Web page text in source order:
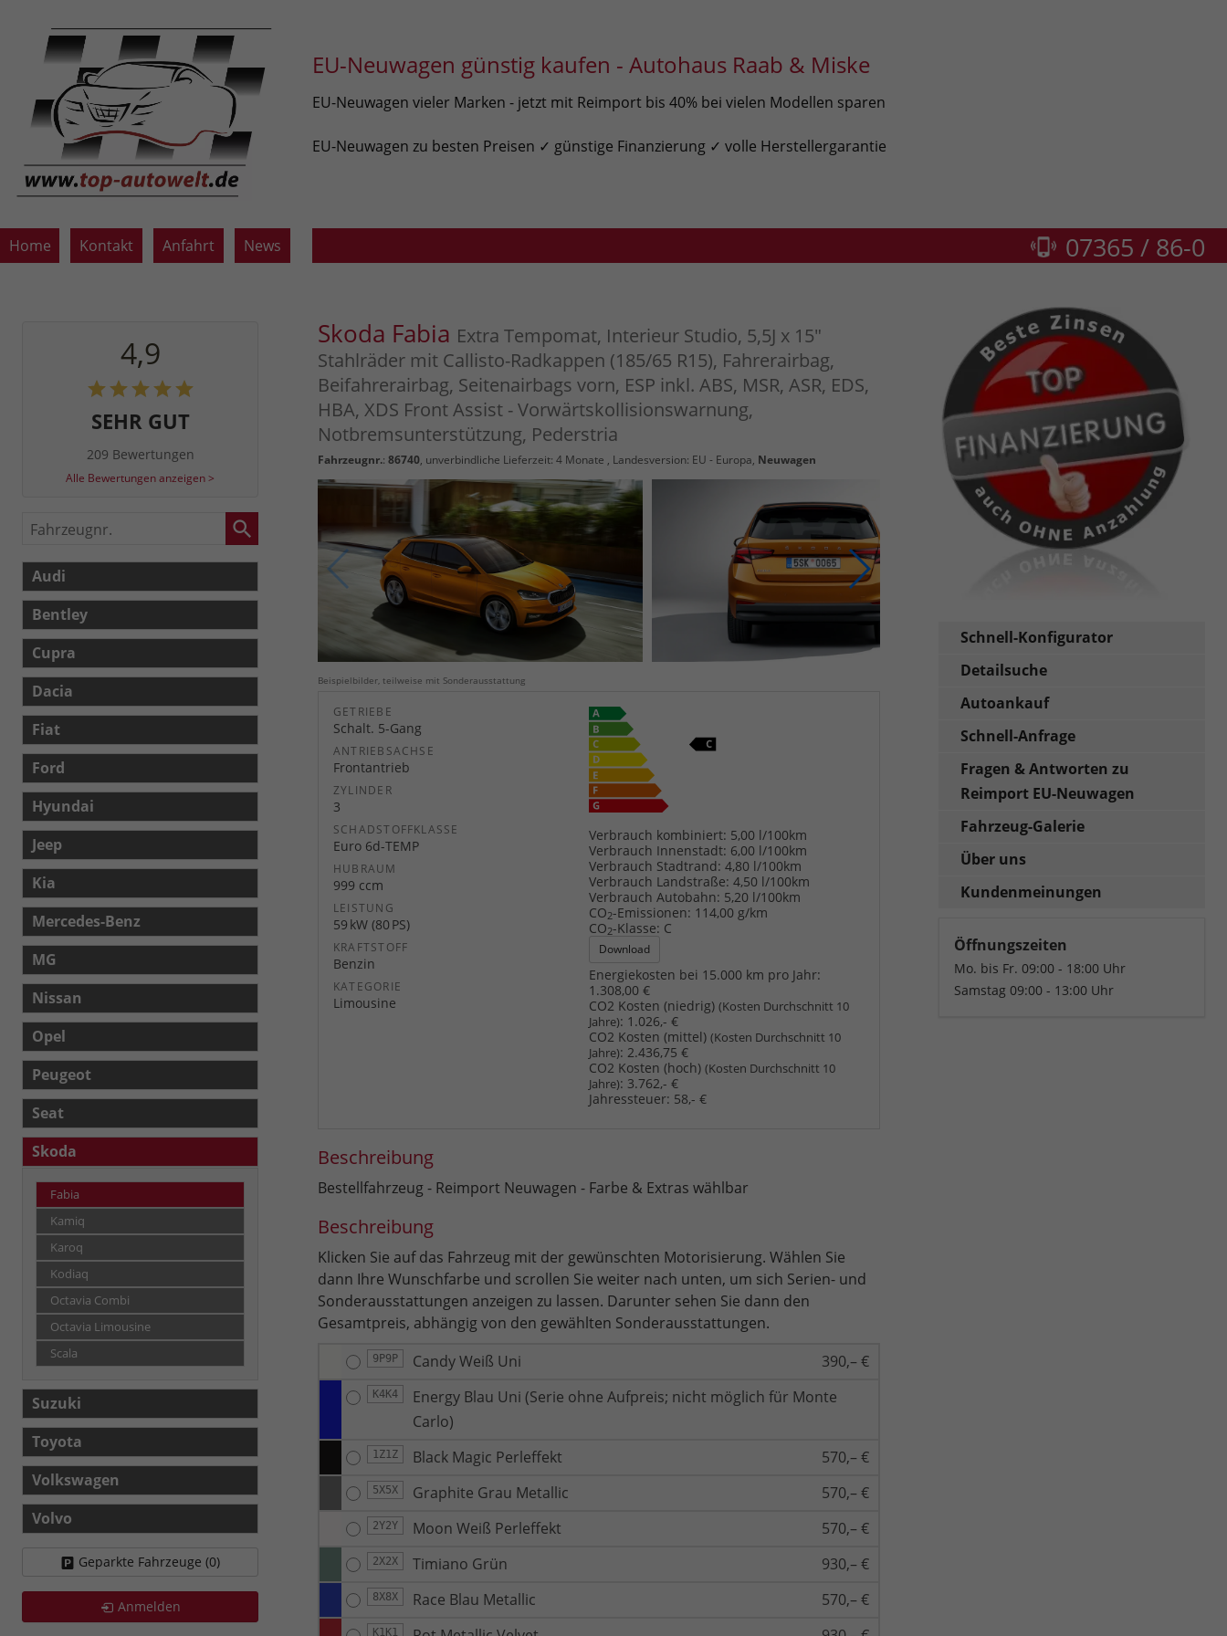
EU-Neuwagen günstig kaufen - Autohaus Raab & Miske
EU-Neuwagen vieler Marken - jetzt mit Reimport bis 40% bei vielen Modellen sparen
EU-Neuwagen zu besten Preisen ✓ günstige Finanzierung ✓ volle Herstellergarantie
Home Kontakt Anfahrt News 07365 / 86-0
Skoda Fabia Extra Tempomat, Interieur Studio, 5,5J x 15"
Stahlräder mit Callisto-Radkappen (185/65 R15), Fahrerairbag,
Beifahrerairbag, Seitenairbags vorn, ESP inkl. ABS, MSR, ASR, EDS,
HBA, XDS Front Assist - Vorwärtskollisionswarnung,
Notbremsunterstützung, Pederstria
Fahrzeugnr.: 86740, unverbindliche Lieferzeit: 4 Monate , Landesversion: EU - Europa, Neuwagen
Beispielbilder, teilweise mit Sonderausstattung
GETRIEBE
Schalt. 5-Gang
ANTRIEBSACHSE
Frontantrieb
ZYLINDER
3
SCHADSTOFFKLASSE
Euro 6d-TEMP
HUBRAUM
999 ccm
LEISTUNG
59 kW (80 PS)
KRAFTSTOFF
Benzin
KATEGORIE
Limousine
Verbrauch kombiniert: 5,00 l/100km
Verbrauch Innenstadt: 6,00 l/100km
Verbrauch Stadtrand: 4,80 l/100km
Verbrauch Landstraße: 4,50 l/100km
Verbrauch Autobahn: 5,20 l/100km
CO2-Emissionen: 114,00 g/km
CO2-Klasse: C
Download
Energiekosten bei 15.000 km pro Jahr:
1.308,00 €
CO2 Kosten (niedrig)(Kosten Durchschnitt 10
Jahre): 1.026,- €
CO2 Kosten (mittel)(Kosten Durchschnitt 10
Jahre): 2.436,75 €
CO2 Kosten (hoch)(Kosten Durchschnitt 10
Jahre): 3.762,- €
Jahressteuer: 58,- €
Beschreibung
Bestellfahrzeug - Reimport Neuwagen - Farbe & Extras wählbar
Beschreibung
Klicken Sie auf das Fahrzeug mit der gewünschten Motorisierung. Wählen Sie
dann Ihre Wunschfarbe und scrollen Sie weiter nach unten, um sich Serien- und
Sonderausstattungen anzeigen zu lassen. Darunter sehen Sie dann den
Gesamtpreis, abhängig von den gewählten Sonderausstattungen.
9P9P Candy Weiß Uni 390,– €
K4K4
Energy Blau Uni (Serie ohne Aufpreis; nicht möglich für Monte
Carlo)
1Z1Z Black Magic Perleffekt 570,– €
5X5X Graphite Grau Metallic 570,– €
2Y2Y Moon Weiß Perleffekt 570,– €
2X2X Timiano Grün 930,– €
8X8X Race Blau Metallic 570,– €
K1K1
4,9
SEHR GUT
209 Bewertungen
Alle Bewertungen anzeigen >
Fahrzeugnr.
Audi
Bentley
Cupra
Dacia
Fiat
Ford
Hyundai
Jeep
Kia
Mercedes-Benz
MG
Nissan
Opel
Peugeot
Seat
Skoda
Fabia
Kamiq
Karoq
Kodiaq
Octavia Combi
Octavia Limousine
Scala
Suzuki
Toyota
Volkswagen
Volvo
Geparkte Fahrzeuge (0)
Anmelden
Schnell-Konfigurator
Detailsuche
Autoankauf
Schnell-Anfrage
Fragen & Antworten zu
Reimport EU-Neuwagen
Fahrzeug-Galerie
Über uns
Kundenmeinungen
Öffnungszeiten
Mo. bis Fr. 09:00 - 18:00 Uhr
Samstag 09:00 - 13:00 Uhr